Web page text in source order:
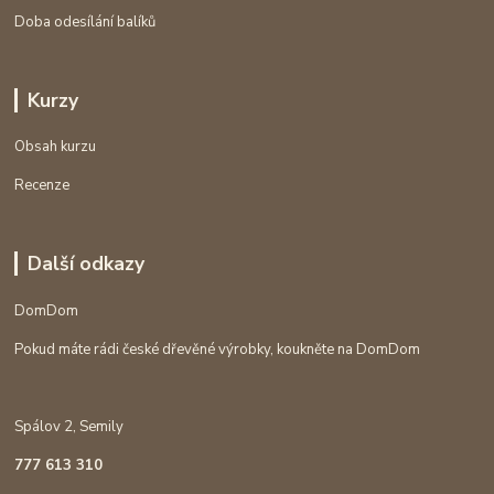
Doba odesílání balíků
Kurzy
Obsah kurzu
Recenze
Další odkazy
DomDom
Pokud máte rádi české dřevěné výrobky, koukněte na DomDom
Spálov 2, Semily
777 613 310